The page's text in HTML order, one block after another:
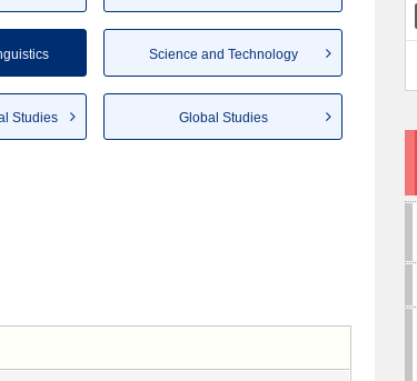
Science and Technology
Studies Global Studies